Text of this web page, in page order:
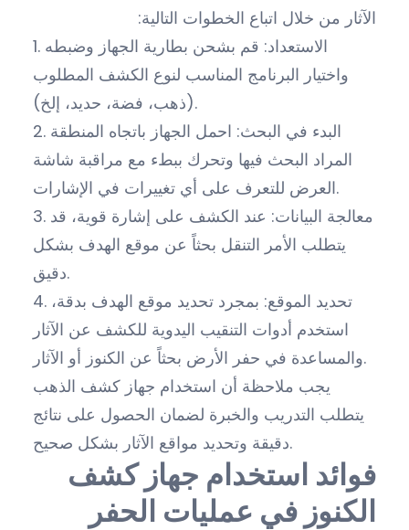
الآثار من خلال اتباع الخطوات التالية:
1. الاستعداد: قم بشحن بطارية الجهاز وضبطه
واختيار البرنامج المناسب لنوع الكشف المطلوب
(ذهب، فضة، حديد، إلخ).
2. البدء في البحث: احمل الجهاز باتجاه المنطقة
المراد البحث فيها وتحرك ببطء مع مراقبة شاشة
العرض للتعرف على أي تغييرات في الإشارات.
3. معالجة البيانات: عند الكشف على إشارة قوية، قد
يتطلب الأمر التنقل بحثاً عن موقع الهدف بشكل
دقيق.
4. تحديد الموقع: بمجرد تحديد موقع الهدف بدقة،
استخدم أدوات التنقيب اليدوية للكشف عن الآثار
والمساعدة في حفر الأرض بحثاً عن الكنوز أو الآثار.
يجب ملاحظة أن استخدام جهاز كشف الذهب
يتطلب التدريب والخبرة لضمان الحصول على نتائج
دقيقة وتحديد مواقع الآثار بشكل صحيح.
فوائد استخدام جهاز كشف
الكنوز في عمليات الحفر